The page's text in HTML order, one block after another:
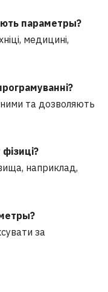
параметры?
медицині,
та дозволяють
наприклад,
за